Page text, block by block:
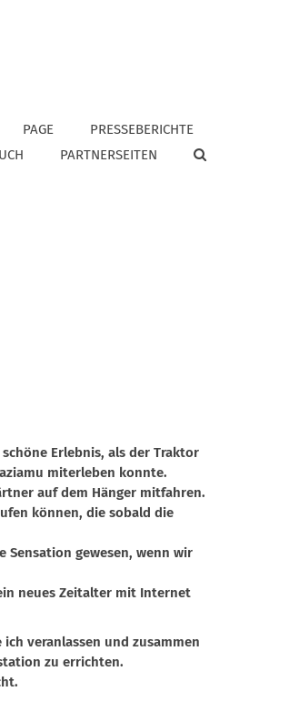
PAGE
PRESSEBERICHTE
PARTNERSEITEN
Erlebnis, als der Traktor
miterleben konnte.
auf dem Hänger mitfahren.
können, die sobald die
Sensation gewesen, wenn wir
neues Zeitalter mit Internet
veranlassen und zusammen
zu errichten.